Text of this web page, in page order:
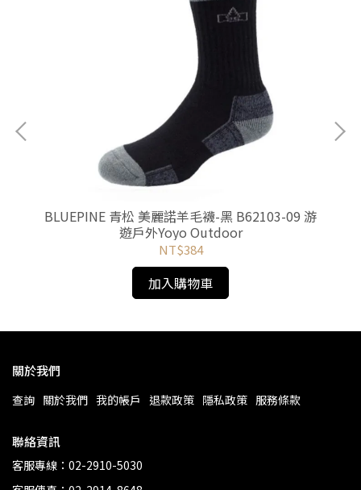
BLUEPINE 青松 美麗諾羊毛襪-黑 B62103-09 游
遊戶外Yoyo Outdoor
NT$384
加入購物車
關於我們
查詢 關於我們 我的帳戶 退款政策 隱私政策 服務條款
聯絡資訊
客服專線：02-2910-5030